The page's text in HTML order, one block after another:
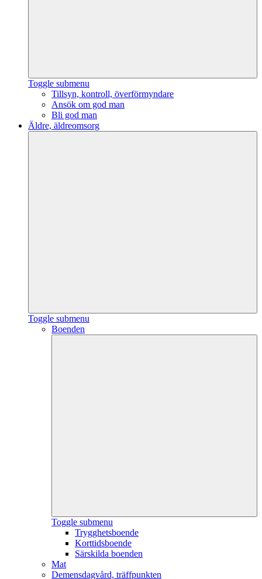
Toggle submenu
Tillsyn, kontroll, överförmyndare
Ansök om god man
Bli god man
Äldre, äldreomsorg
Toggle submenu
Boenden
Toggle submenu
Trygghetsboende
Korttidsboende
Särskilda boenden
Mat
Demensdagvård, träffpunkten